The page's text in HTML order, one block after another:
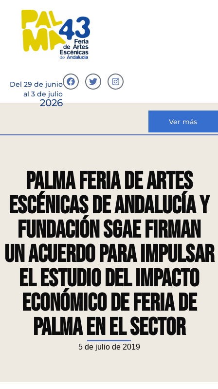
Del 29 de junio
al 3 de julio
2026
Ver más
Palma Feria de Artes
Escénicas de Andalucía y
Fundación SGAE firman
un acuerdo para impulsar
el estudio del impacto
económico de Feria de
Palma en el sector
5 de julio de 2019